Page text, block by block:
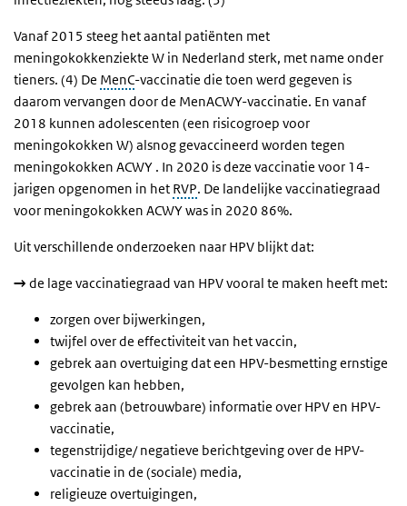
Vanaf 2015 steeg het aantal patiënten met
meningokokkenziekte W in Nederland sterk, met name onder
tieners. (4) De MenC-vaccinatie die toen werd gegeven is
daarom vervangen door de MenACWY-vaccinatie. En vanaf
2018 kunnen adolescenten (een risicogroep voor
meningokokken W) alsnog gevaccineerd worden tegen
meningokokken ACWY . In 2020 is deze vaccinatie voor 14-
jarigen opgenomen in het RVP. De landelijke vaccinatiegraad
voor meningokokken ACWY was in 2020 86%.
Uit verschillende onderzoeken naar HPV blijkt dat:
→ de lage vaccinatiegraad van HPV vooral te maken heeft met:
zorgen over bijwerkingen,
twijfel over de effectiviteit van het vaccin,
gebrek aan overtuiging dat een HPV-besmetting ernstige
gevolgen kan hebben,
gebrek aan (betrouwbare) informatie over HPV en HPV-
vaccinatie,
tegenstrijdige/ negatieve berichtgeving over de HPV-
vaccinatie in de (sociale) media,
religieuze overtuigingen,